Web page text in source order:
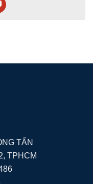
TẤN
TPHCM